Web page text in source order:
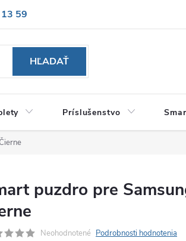
59
HĽADAŤ
Príslušenstvo
puzdro pre
Neohodnotené Podrobnosti hodnotenia